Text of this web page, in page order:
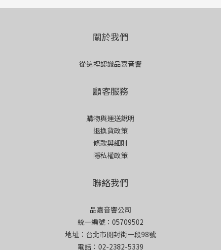
關於我們
從這裡認識品嘉音響
顧客服務
購物與運送說明
退換貨政策
條款與細則
隱私權政策
聯絡我們
品嘉音響公司
統一編號：05709502
地址：台北市開封街一段98號
電話：02-2382-5339